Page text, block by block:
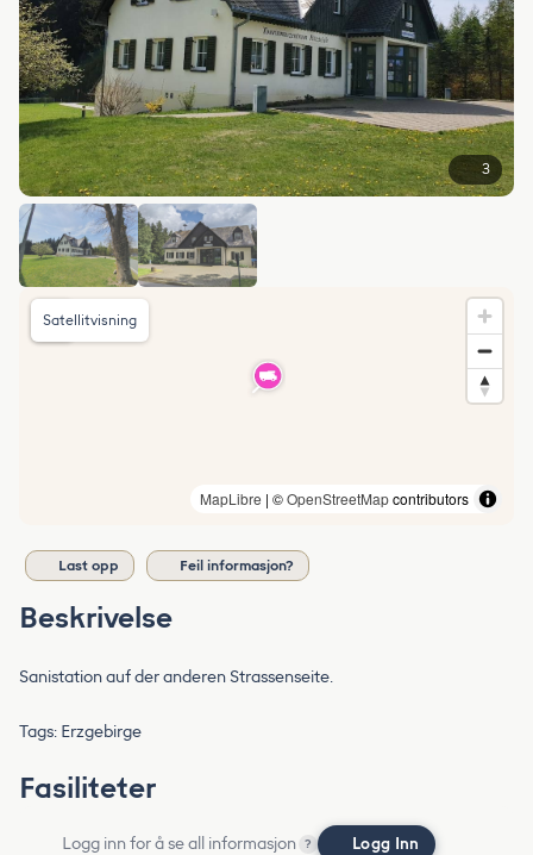
3
MapLibre | ©OpenStreetMapcontributors
Satellitvisning
Last opp Feil informasjon?
Beskrivelse
Sanistation auf der anderen Strassenseite.
Tags: Erzgebirge
Fasiliteter
Logg inn for å se all informasjon ? Logg Inn